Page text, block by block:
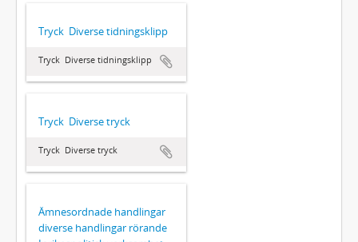
Tryck  Diverse tidningsklipp
Tryck  Diverse tidningsklipp
Tryck  Diverse tryck
Tryck  Diverse tryck
Ämnesordnade handlingar 
diverse handlingar rörande